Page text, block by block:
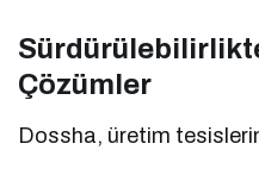
Çözümler
Dossha, üretim